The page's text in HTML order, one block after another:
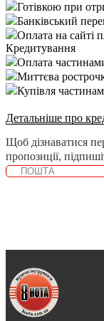
Готівкою при
Банківський
Оплата на сайті
Кредитування
Оплата
Миттєва
Купівля
Детальніше про
Щоб дізнаватися
пропозиції,